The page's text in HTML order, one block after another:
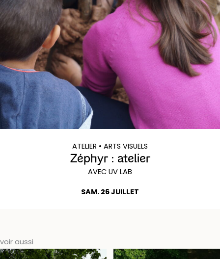
ATELIER • ARTS VISUELS
Zéphyr : atelier
AVEC UV LAB
SAM. 26 JUILLET
voir aussi